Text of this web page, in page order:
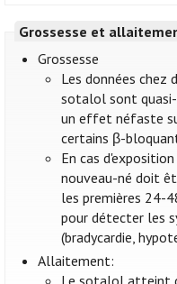
Grossesse et
Grossesse
Les données chez
sotalol sont
un effet néfaste
certains β-
En cas
nouveau-né doit
les premières 24-
pour détecter les
(bradycardie,
Allaitement: